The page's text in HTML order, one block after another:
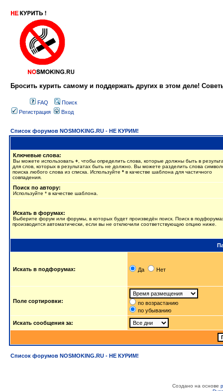
Бросить курить самому и поддержать других в этом деле!
FAQ
Поиск
Регистрация
Вход
Список форумов NOSMOKING.RU - НЕ КУРИМ!
Ключевые слова:
Вы можете использовать + , чтобы определить слова, которые должны быть в
для слов, которых в результатах быть не должно. Вы можете разделить слова
поиска любого слова из списка. Используйте * в качестве шаблона для частичного
совпадения.
Поиск по автору:
Используйте * в качестве шаблона.
Искать в форумах:
Выберите форум или форумы, в которых будет произведён поиск. Поиск в
производится автоматически, если вы не отключили соответствующую опцию ниже.
Искать в подфорумах: Да Нет
Поле сортировки:
по возрастанию
по убыванию
Искать сообщения за:
Список форумов NOSMOKING.RU - НЕ КУРИМ!
Создано на основе